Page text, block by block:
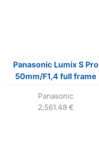
Panasonic Lumix S Pro
50mm/F1,4 full frame
Panasonic
2,561.48 €